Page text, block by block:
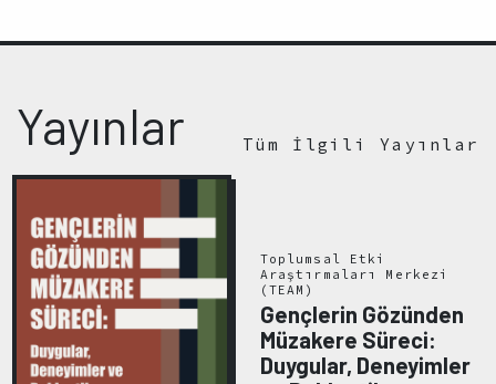
Yayınlar Tüm İlgili Yayınlar
Toplumsal Etki
Araştırmaları Merkezi
(TEAM)
Gençlerin Gözünden
Müzakere Süreci:
Duygular, Deneyimler